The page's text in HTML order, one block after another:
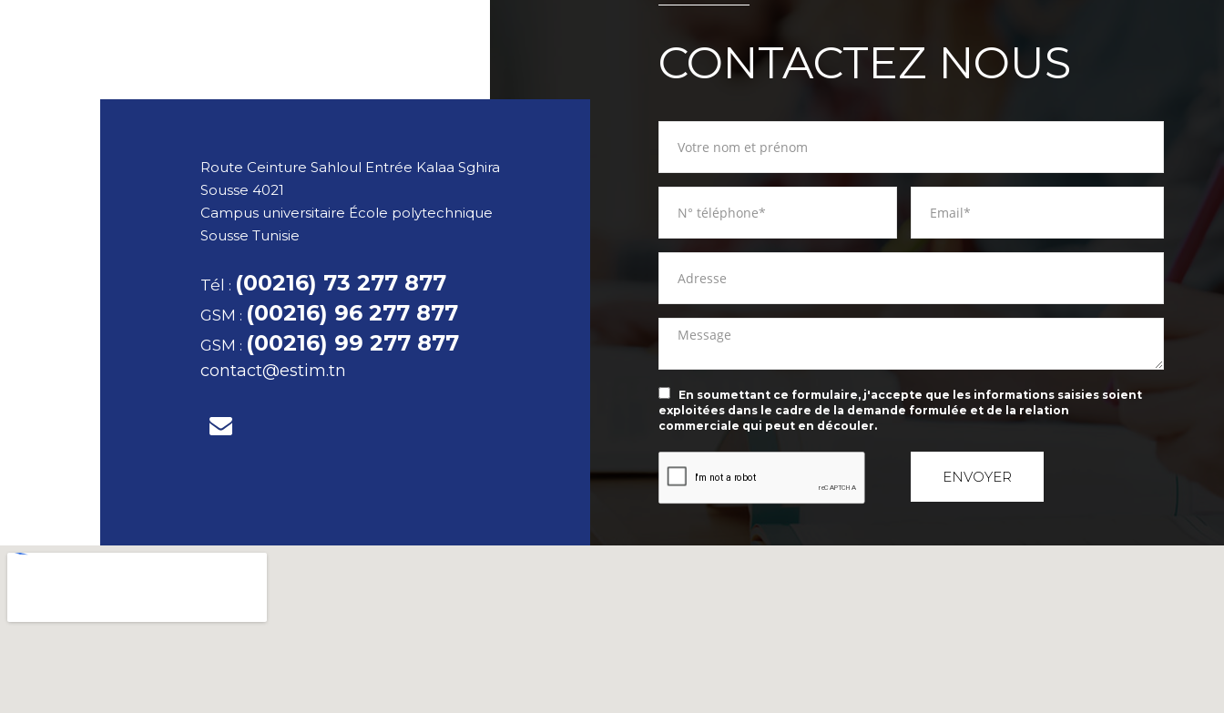
Route Ceinture Sahloul Entrée Kalaa Sghira
Sousse 4021
Campus universitaire École polytechnique
Sousse Tunisie
Tél : (00216) 73 277 877
GSM : (00216) 96 277 877
GSM : (00216) 99 277 877
contact@estim.tn
CONTACTEZ NOUS
En soumettant ce formulaire, j'accepte que les informations saisies soient
exploitées dans le cadre de la demande formulée et de la relation
commerciale qui peut en découler.